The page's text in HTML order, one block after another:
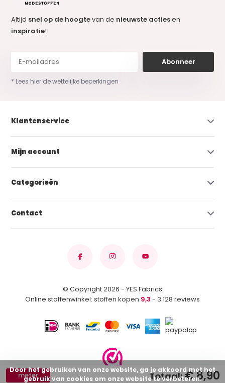
meter Totaal:€ 8,90
Altijd snel op de hoogtevan de nieuwste actiesen
inspiratie!
Abonneer
* Lees hier de wettelijke beperkingen
Klantenservice
Mijn account
Categorieën
Contact
© Copyright 2026 - YES Fabrics
Online stoffenwinkel: stoffen kopen 9,3 - 3.128 reviews
Door het gebruiken van onze website, ga je akkoord met het
gebruik van cookies om onze website te verbeteren.